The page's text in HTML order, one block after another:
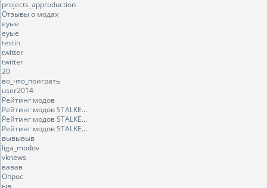
projects_approduction
Отзывы о модах
еуые
еуые
testin
twitter
twitter
20
во_что_поиграть
user2014
Рейтинг модов
Рейтинг модов STALKE...
Рейтинг модов STALKE...
Рейтинг модов STALKE...
вывывыв
liga_modov
vknews
вавав
Опрос
ыв